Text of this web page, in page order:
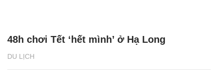
DU LỊCH
48h chơi Tết ‘hết mình’ ở Hạ Long